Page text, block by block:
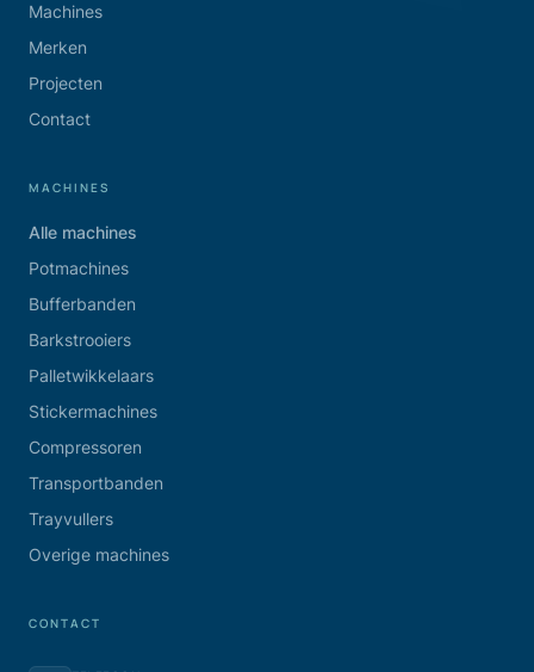
Machines
Merken
Projecten
Contact
MACHINES
Alle machines
Potmachines
Bufferbanden
Barkstrooiers
Palletwikkelaars
Stickermachines
Compressoren
Transportbanden
Trayvullers
Overige machines
CONTACT